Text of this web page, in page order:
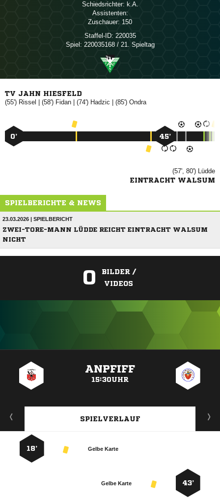
Schiedsrichter: 
Assistenten:
Zuschauer: 150
Staffel-ID: 220035
Spiel: 220035168 / 21. Spieltag
TV JAHN HIESFELD
(55')  | (58')  | (74')  | (85') 
0’ 45’
(57', 80') 
EINTRACHT WALSUM
SPIELBERICHTE & NEWS
23.03.2026 | SPIELBERICHT
ZWEI-TORE-MANN LÜDDE REICHT EINTRACHT WALSUM
NICHT
0
BILDER /
VIDEOS
ANPFIFF
15:30UHR
SPIELVERLAUF
Gelbe Karte
18’
43’
Gelbe Karte